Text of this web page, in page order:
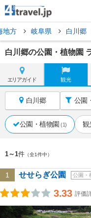
地方 岐阜県 白川郷
白川郷の公園・植物園
エリアガイド 観光
白川郷 公園
公園・植物園 (1) 観
1～1件 （全1件中）
1 せせらぎ公園 公園・
3.33 評価